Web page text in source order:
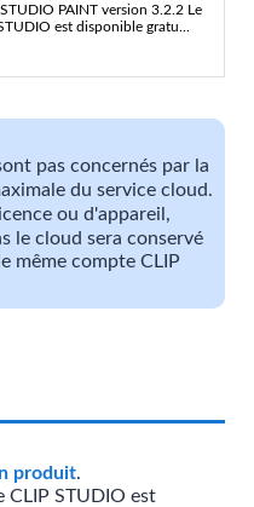
« Comment
? #7 » par
- Astuces pour dessiner
PAINT version 3.2.2 Le
est disponible gratu...
pas concernés par la
du service cloud.
ou d'appareil,
le cloud sera conservé
même compte CLIP
produit.
CLIP STUDIO est